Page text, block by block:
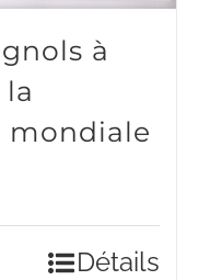
à
mondiale
Détails